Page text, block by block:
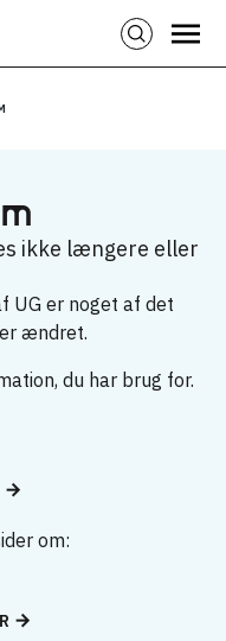
ikke længere eller
UG er noget af det
ændret.
du har brug for.
om: